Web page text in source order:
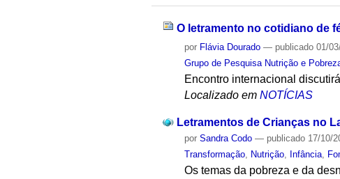
O letramento no cotidiano de
por Flávia Dourado — publicado 01/
Grupo de Pesquisa Nutrição e
Encontro internacional
Localizado em NOTÍCIAS
Letramentos de Crianças no
porSandra Codo — publicado 17/10/
Transformação Nutrição Infância
Os temas da pobreza e da